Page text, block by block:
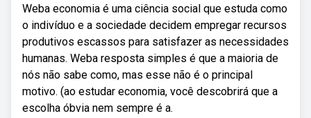
Weba economia é uma ciência social que estuda como
o indivíduo e a sociedade decidem empregar recursos
produtivos escassos para satisfazer as necessidades
humanas. Weba resposta simples é que a maioria de
nós não sabe como, mas esse não é o principal
motivo. (ao estudar economia, você descobrirá que a
escolha óbvia nem sempre é a.